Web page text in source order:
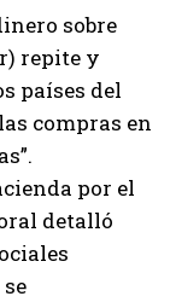
sobre
repite y
países del
compras en
por el
detalló